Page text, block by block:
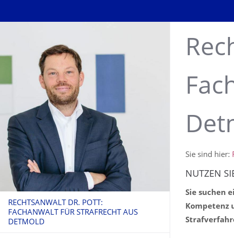
RECHTSANWALT DR. POTT:
FACHANWALT FÜR STRAFRECHT AUS
DETMOLD
Sie sind hier:
NUTZEN
Sie suchen
Kompetenz